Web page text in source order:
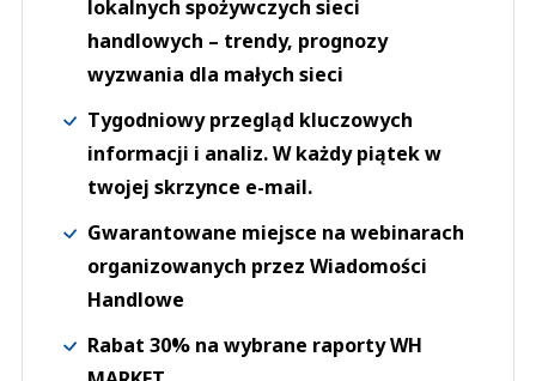
lokalnych spożywczych sieci
handlowych – trendy, prognozy
wyzwania dla małych sieci
Tygodniowy przegląd kluczowych
informacji i analiz. W każdy piątek w
twojej skrzynce e-mail.
Gwarantowane miejsce na webinarach
organizowanych przez Wiadomości
Handlowe
Rabat 30% na wybrane raporty WH